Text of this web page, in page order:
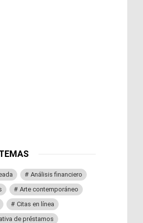
Análisis financiero
Arte contemporáneo
Citas en línea
de préstamos